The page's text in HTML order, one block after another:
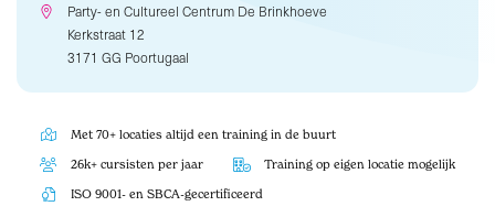
Party- en Cultureel Centrum De Brinkhoeve
Kerkstraat 12
3171 GG Poortugaal
Met 70+ locaties altijd een training in de buurt
26k+ cursisten per jaar Training op eigen locatie mogelijk
ISO 9001- en SBCA-gecertificeerd